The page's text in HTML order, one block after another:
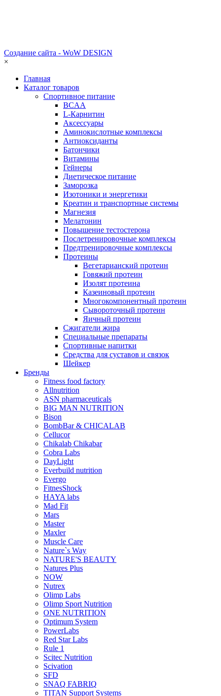
Создание сайта - WoW DESIGN
×
Главная
Каталог товаров
Спортивное питание
BCAA
L-Карнитин
Аксессуары
Аминокислотные комплексы
Антиоксиданты
Батончики
Витамины
Гейнеры
Диетическое питание
Заморозка
Изотоники и энергетики
Креатин и транспортные системы
Магнезия
Мелатонин
Повышение тестостерона
Послетренировочные комплексы
Предтренировочные комплексы
Протеины
Вегетарианский протеин
Говяжий протеин
Изолят протеина
Казеиновый протеин
Многокомпонентный протеин
Сывороточный протеин
Яичный протеин
Сжигатели жира
Специальные препараты
Спортивные напитки
Средства для суставов и связок
Шейкер
Бренды
Fitness food factory
Allnutrition
ASN pharmaceuticals
BIG MAN NUTRITION
Bison
BombBar & CHICALAB
Cellucor
Chikalab Chikabar
Cobra Labs
DayLight
Everbuild nutrition
Evergo
FitnesShock
HAYA labs
Mad Fit
Mars
Master
Maxler
Muscle Care
Nature`s Way
NATURE'S BEAUTY
Natures Plus
NOW
Nutrex
Olimp Labs
Olimp Sport Nutrition
ONE NUTRITION
Optimum System
PowerLabs
Red Star Labs
Rule 1
Scitec Nutrition
Scivation
SFD
SNAQ FABRIQ
TITAN Support Systems